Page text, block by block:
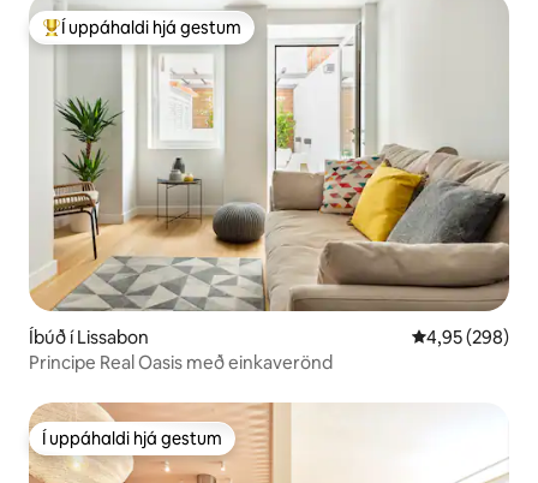
Í mestu uppáhaldi hjá gestum
Í uppáhaldi hjá gestum
Íbúð í Lissabon 4,95 af 5 í
4,95 (298)
Principe Real Oasis með einkaverönd
Í uppáhaldi hjá gestum
Í uppáhaldi hjá gestum